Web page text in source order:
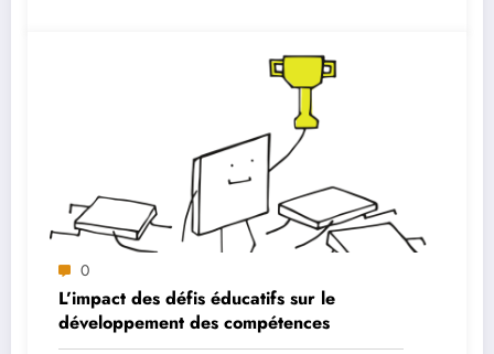
0
L’impact des défis éducatifs sur le
développement des compétences